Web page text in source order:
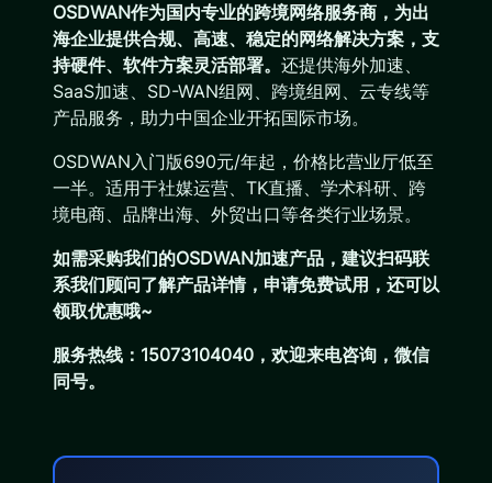
OSDWAN作为国内专业的跨境网络服务商，为出
海企业提供合规、高速、稳定的网络解决方案，支
持硬件、软件方案灵活部署。 还提供海外加速、
SaaS加速、SD-WAN组网、跨境组网、云专线等
产品服务，助力中国企业开拓国际市场。
OSDWAN入门版690元/年起，价格比营业厅低至
一半。适用于社媒运营、TK直播、学术科研、跨
境电商、品牌出海、外贸出口等各类行业场景。
如需采购我们的OSDWAN加速产品，建议扫码联
系我们顾问了解产品详情，申请免费试用，还可以
领取优惠哦~
服务热线：15073104040，欢迎来电咨询，微信
同号。